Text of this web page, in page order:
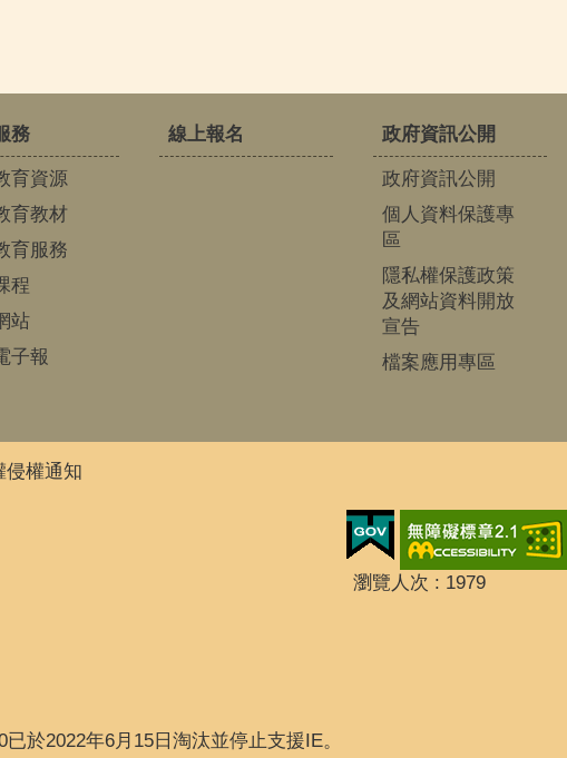
務
育資源
育教材
育服務
程
站
子報
線上報名 政府資訊公開
政府資訊公開
個人資料保護專
區
隱私權保護政策
及網站資料開放
宣告
檔案應用專區
侵權通知
於2022年6月15日淘汰並停止支援IE。
瀏覽人次 1979